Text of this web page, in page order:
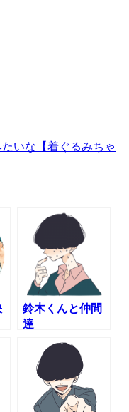
いな【着ぐるみちゃ
鈴木くんと仲間
達